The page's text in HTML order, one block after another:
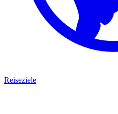
Reiseziele